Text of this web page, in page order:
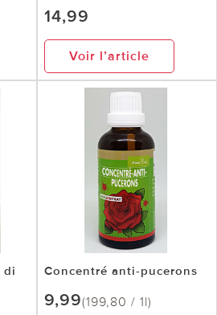
14,99
Voir l’article
di
Concentré anti-pucerons
9,99(199,80 / 1l)